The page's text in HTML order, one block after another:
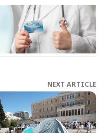
NEXT ARTICLE